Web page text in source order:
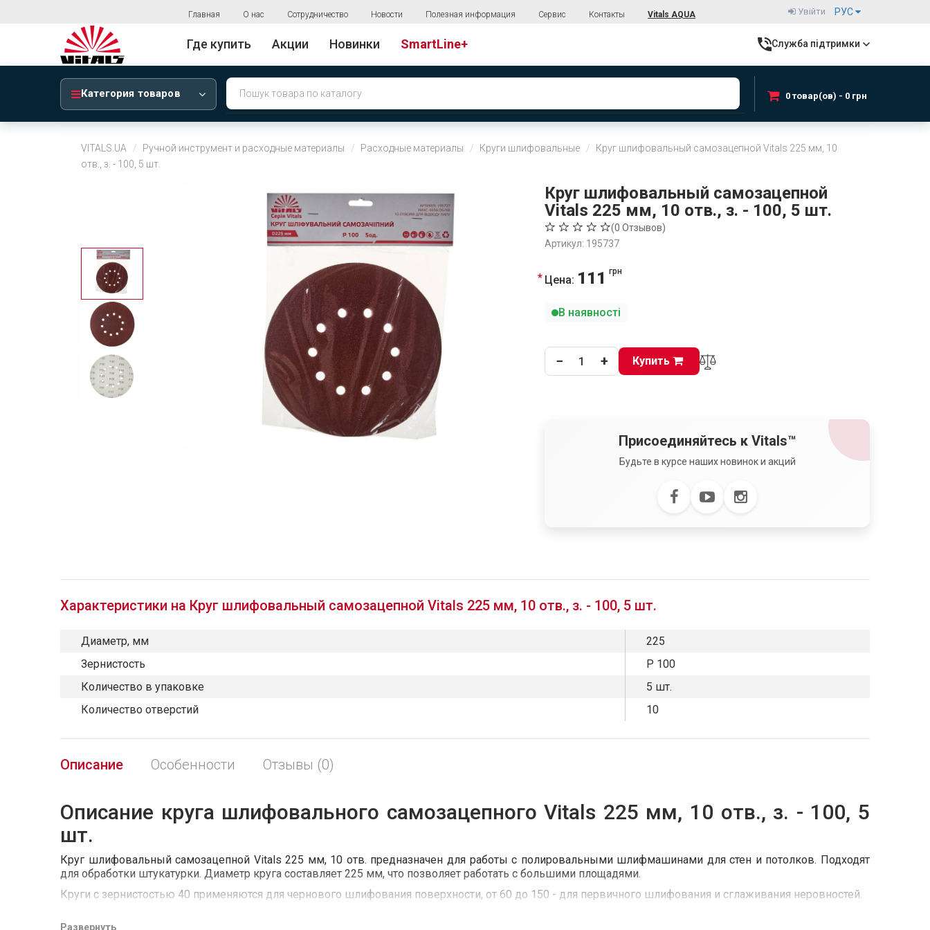
Главная О нас Сотрудничество Новости Полезная информация Сервис Контакты Vitals AQUA РУС
Увійти
Где купить Акции Новинки SmartLine+ Служба підтримки
Категория товаров 0 товар(ов) - 0 грн
VITALS.UA Ручной инструмент и расходные материалы Расходные материалы Круги шлифовальные
Круг шлифовальный самозацепной Vitals 225 мм, 10
отв., з. - 100, 5 шт.
Круг шлифовальный самозацепной
Vitals 225 мм, 10 отв., з. - 100, 5 шт.
(0 Отзывов)
Артикул: 195737
Цена: 111 грн
В наявності
− + Купить
Присоединяйтесь к Vitals™
Будьте в курсе наших новинок и акций
Характеристики на Круг шлифовальный самозацепной Vitals 225 мм, 10 отв., з. - 100, 5 шт.
Диаметр, мм
225
Зернистость
P 100
Количество в упаковке
5 шт.
Количество отверстий
10
Описание Особенности Отзывы (0)
Описание круга шлифовального самозацепного Vitals 225 мм, 10 отв., з. - 100, 5
шт.
Круг шлифовальный самозацепной Vitals 225 мм, 10 отв. предназначен для работы с полировальными шлифмашинами для стен и потолков. Подходят
для обработки штукатурки. Диаметр круга составляет 225 мм, что позволяет работать с большими площадями.
Круги с зернистостью 40 применяются для чернового шлифования поверхности, от 60 до 150 - для первичного шлифования и сглаживания неровностей.
Развернуть